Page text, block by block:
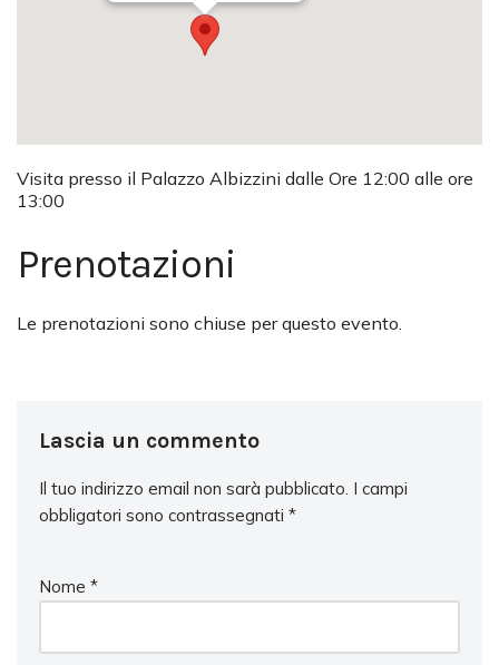
Visita presso il Palazzo Albizzini dalle Ore 12:00 alle ore
13:00
Prenotazioni
Le prenotazioni sono chiuse per questo evento.
Lascia un commento
Il tuo indirizzo email non sarà pubblicato. I campi
obbligatori sono contrassegnati *
Nome *